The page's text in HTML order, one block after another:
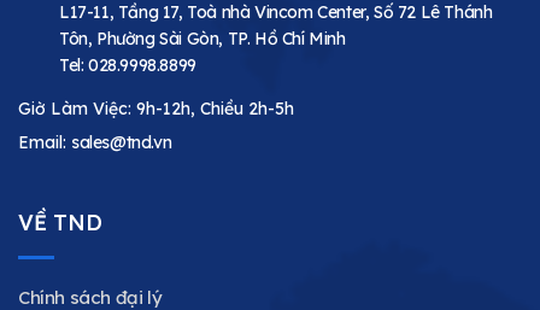
L17-11, Tầng 17, Toà nhà Vincom Center, Số 72 Lê Thánh
Tôn, Phường Sài Gòn, TP. Hồ Chí Minh
Tel: 028.9998.8899
Giờ Làm Việc: 9h-12h, Chiều 2h-5h
Email: sales@tnd.vn
VỀ TND
Chính sách đại lý